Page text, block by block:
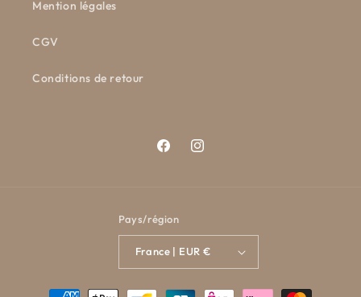
Mention légales
CGV
Conditions de retour
FacebookInstagram
Pays/région
France | EUR €
Moyens